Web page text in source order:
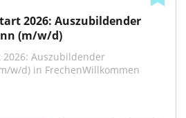
2026: Auszubildender
(m/w/d)
Auszubildender
w/d) in FrechenWillkommen